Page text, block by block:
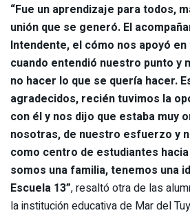
“Fue un aprendizaje para todos,
unión que se generó. El
Intendente, el cómo nos apoyó
cuando entendió nuestro punto y
no hacer lo que se quería hacer.
agradecidos, recién tuvimos la
con él y nos dijo que estaba muy
nosotras, de nuestro esfuerzo y
como centro de estudiantes
somos una familia, tenemos una
Escuela 13”, resaltó otra de las
la institución educativa de Mar del